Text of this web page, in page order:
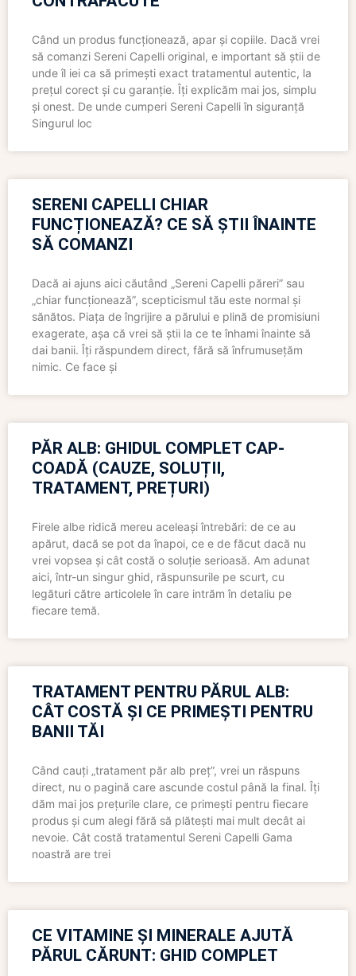
Când un produs funcționează, apar și copiile. Dacă vrei
să comanzi Sereni Capelli original, e important să știi de
unde îl iei ca să primești exact tratamentul autentic, la
prețul corect și cu garanție. Îți explicăm mai jos, simplu
și onest. De unde cumperi Sereni Capelli în siguranță
Singurul loc
SERENI CAPELLI CHIAR
FUNCȚIONEAZĂ? CE SĂ ȘTII ÎNAINTE
SĂ COMANZI
Dacă ai ajuns aici căutând „Sereni Capelli păreri” sau
„chiar funcționează”, scepticismul tău este normal și
sănătos. Piața de îngrijire a părului e plină de promisiuni
exagerate, așa că vrei să știi la ce te înhami înainte să
dai banii. Îți răspundem direct, fără să înfrumusețăm
nimic. Ce face și
PĂR ALB: GHIDUL COMPLET CAP-
COADĂ (CAUZE, SOLUȚII,
TRATAMENT, PREȚURI)
Firele albe ridică mereu aceleași întrebări: de ce au
apărut, dacă se pot da înapoi, ce e de făcut dacă nu
vrei vopsea și cât costă o soluție serioasă. Am adunat
aici, într-un singur ghid, răspunsurile pe scurt, cu
legături către articolele în care intrăm în detaliu pe
fiecare temă.
TRATAMENT PENTRU PĂRUL ALB:
CÂT COSTĂ ȘI CE PRIMEȘTI PENTRU
BANII TĂI
Când cauți „tratament păr alb preț”, vrei un răspuns
direct, nu o pagină care ascunde costul până la final. Îți
dăm mai jos prețurile clare, ce primești pentru fiecare
produs și cum alegi fără să plătești mai mult decât ai
nevoie. Cât costă tratamentul Sereni Capelli Gama
noastră are trei
CE VITAMINE ȘI MINERALE AJUTĂ
PĂRUL CĂRUNT: GHID COMPLET